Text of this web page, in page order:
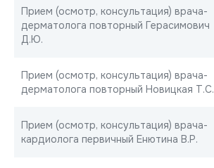
Прием (осмотр, консультация) врача-
дерматолога повторный Герасимович
Д.Ю.
Прием (осмотр, консультация) врача-
дерматолога повторный Новицкая Т.С.
Прием (осмотр, консультация) врача-
кардиолога первичный Енютина В.Р.